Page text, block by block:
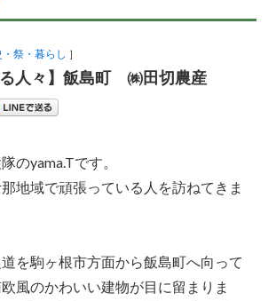
t
・祭・暮らし ］
る人々】飯島町 ㈱田切農産
のyama.Tです。
地域で頑張っている人を訪ねてきま
を駒ヶ根市方面から飯島町へ向って
風のかわいい建物が目に留まりま